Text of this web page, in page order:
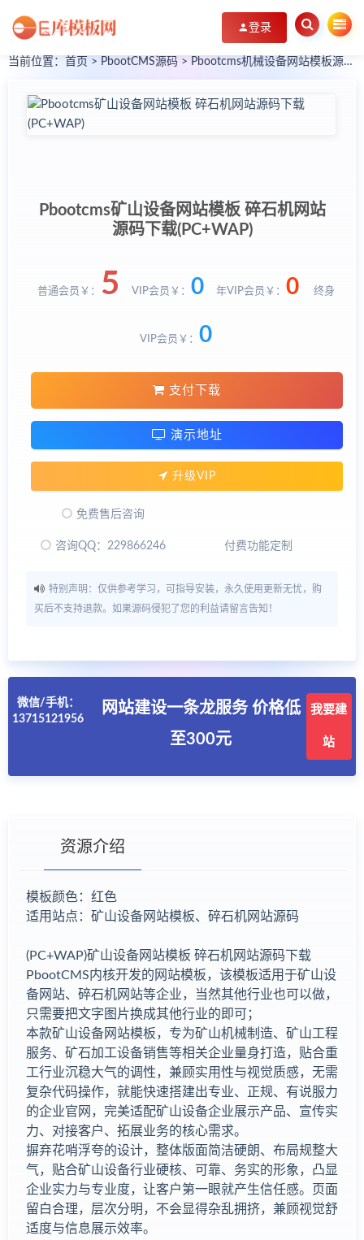
登录
当前位置： 首页 > PbootCMS源码 > Pbootcms机械设备网站模板源码下载
Pbootcms矿山设备网站模板 碎石机网站
源码下载(PC+WAP)
普通会员￥： 5 VIP会员￥： 0 年VIP会员￥： 0 终身
VIP会员￥： 0
支付下载
演示地址
升级VIP
免费售后咨询
咨询QQ：229866246 付费功能定制
特别声明：仅供参考学习，可指导安装，永久使用更新无忧，购
买后不支持退款。如果源码侵犯了您的利益请留言告知！
微信/手机：
13715121956
网站建设一条龙服务 价格低
至300元
我要建
站
资源介绍
有疑问？请点击复制链接咨询！
模板颜色：红色
适用站点：矿山设备网站模板、碎石机网站源码
(PC+WAP)矿山设备网站模板 碎石机网站源码下载
PbootCMS内核开发的网站模板，该模板适用于矿山设
备网站、碎石机网站等企业，当然其他行业也可以做，
只需要把文字图片换成其他行业的即可；
本款矿山设备网站模板，专为矿山机械制造、矿山工程
服务、矿石加工设备销售等相关企业量身打造，贴合重
工行业沉稳大气的调性，兼顾实用性与视觉质感，无需
复杂代码操作，就能快速搭建出专业、正规、有说服力
的企业官网，完美适配矿山设备企业展示产品、宣传实
力、对接客户、拓展业务的核心需求。
摒弃花哨浮夸的设计，整体版面简洁硬朗、布局规整大
气，贴合矿山设备行业硬核、可靠、务实的形象，凸显
企业实力与专业度，让客户第一眼就产生信任感。页面
留白合理，层次分明，不会显得杂乱拥挤，兼顾视觉舒
适度与信息展示效率。